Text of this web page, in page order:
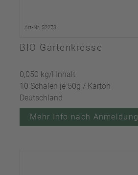
Art-Nr. 52273
BIO Gartenkresse
0,050 kg/l Inhalt
10 Schalen je 50g / Karton
Deutschland
Mehr Info nach Anmeldung